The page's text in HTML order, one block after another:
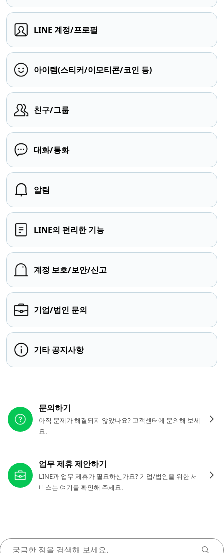
LINE 계정/프로필
아이템(스티커/이모티콘/코인 등)
친구/그룹
대화/통화
알림
LINE의 편리한 기능
계정 보호/보안/신고
기업/법인 문의
기타 공지사항
문의하기
아직 문제가 해결되지 않았나요? 고객센터에 문의해 보세
요.
업무 제휴 제안하기
LINE과 업무 제휴가 필요하신가요? 기업/법인을 위한 서
비스는 여기를 확인해 주세요.